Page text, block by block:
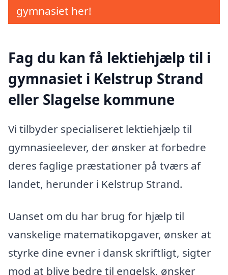
gymnasiet her!
Fag du kan få lektiehjælp til i
gymnasiet i Kelstrup Strand
eller Slagelse kommune
Vi tilbyder specialiseret lektiehjælp til
gymnasieelever, der ønsker at forbedre
deres faglige præstationer på tværs af
landet, herunder i Kelstrup Strand.
Uanset om du har brug for hjælp til
vanskelige matematikopgaver, ønsker at
styrke dine evner i dansk skriftligt, sigter
mod at blive bedre til engelsk, ønsker